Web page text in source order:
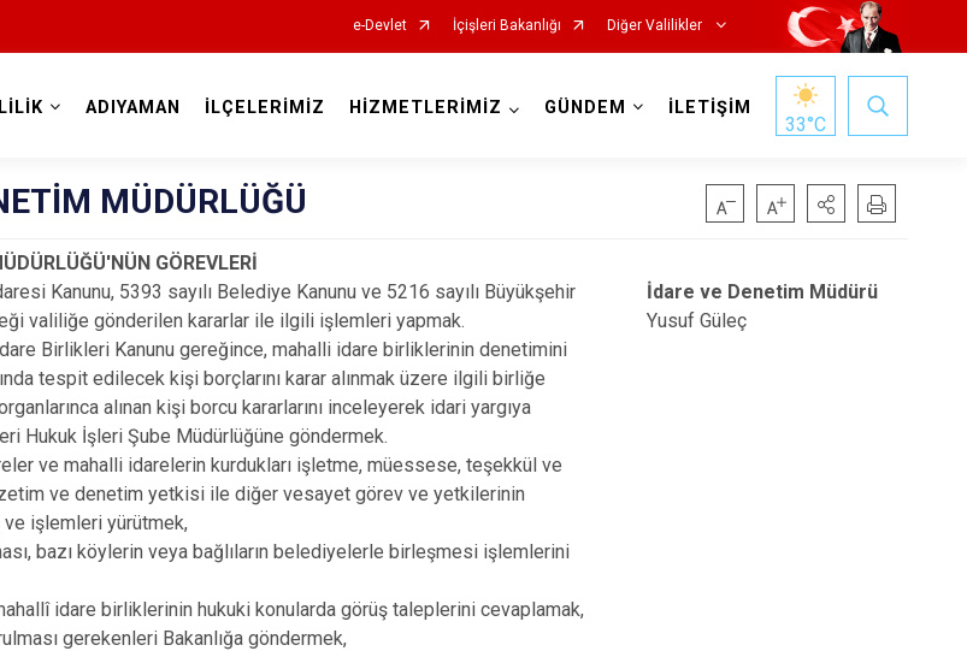
e-Devlet İçişleri Bakanlığı Diğer Valilikler
ADIYAMAN İLÇELERİMİZ HİZMETLERİMİZ GÜNDEM İLETİŞİM
33°C
MÜDÜRLÜĞÜ
GÖREVLERİ
Kanunu, 5393 sayılı Belediye Kanunu ve 5216 sayılı Büyükşehir
valiliğe gönderilen kararlar ile ilgili işlemleri yapmak.
Birlikleri Kanunu gereğince, mahalli idare birliklerinin denetimini
tespit edilecek kişi borçlarını karar alınmak üzere ilgili birliğe
alınan kişi borcu kararlarını inceleyerek idari yargıya
Hukuk İşleri Şube Müdürlüğüne göndermek.
ve mahalli idarelerin kurdukları işletme, müessese, teşekkül ve
ve denetim yetkisi ile diğer vesayet görev ve yetkilerinin
ve işlemleri yürütmek,
bazı köylerin veya bağlıların belediyelerle birleşmesi işlemlerini
idare birliklerinin hukuki konularda görüş taleplerini cevaplamak,
gerekenleri Bakanlığa göndermek,
İdare ve Denetim Müdürü
Yusuf Güleç